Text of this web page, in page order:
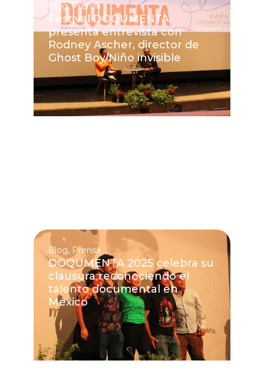
Blog,Prensa
Festival DOQUMENTA
presenta entrevista con
Rodney Ascher, director de
Ghost Boy/Niño invisible
Blog, Prensa
DOQUMENTA 2025 celebra su
clausura reconociendo el
talento documental en
México